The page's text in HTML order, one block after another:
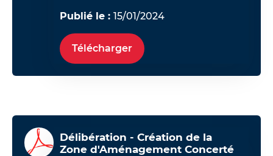
Publié le :15/01/2024
Télécharger
Délibération - Création de la
Zone d'Aménagement Concerté